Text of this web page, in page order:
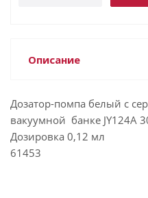
Описание
Дозатор-помпа белый с
вакуумной банке JY124A
Дозировка 0,12 мл
61453